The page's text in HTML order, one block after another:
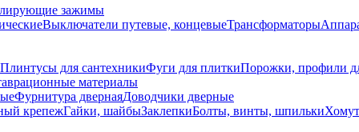
зажимы
Выключатели путевые, концевыеТрансформаторы
Плинтусы для сантехникиФуги для плиткиПорожки, профили
материалы
Фурнитура двернаяДоводчики дверные
крепежГайки, шайбыЗаклепкиБолты, винты, шпильки